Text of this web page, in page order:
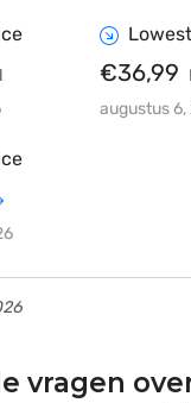
€36,99
augustus 6,
vragen